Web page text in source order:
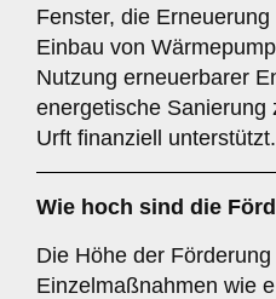
Fenster, die
Einbau von
Nutzung erneuerbarer
energetische Sanierung
Urft finanziell unterstützt.
Wie hoch sind die
Die Höhe der
Einzelmaßnahmen wie